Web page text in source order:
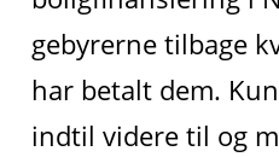
gebyrerne tilbage
har betalt dem.
indtil videre til og